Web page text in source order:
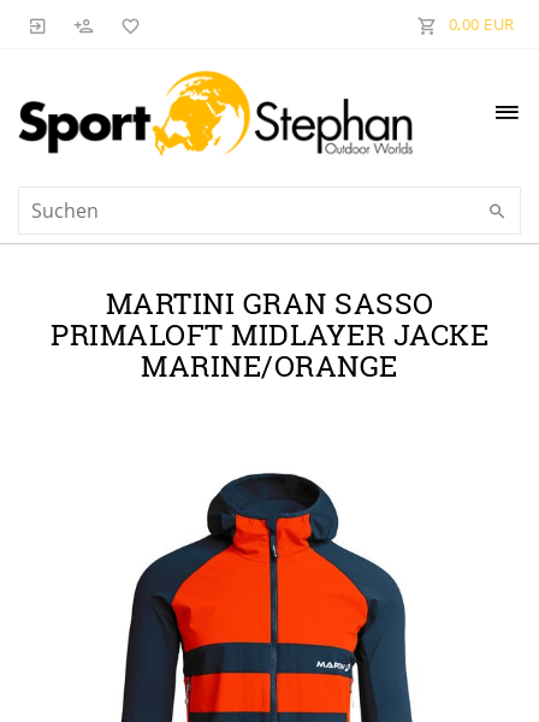
0,00 EUR
MARTINI GRAN SASSO
PRIMALOFT MIDLAYER JACKE
MARINE/ORANGE